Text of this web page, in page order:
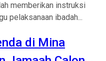
memberikan instruksi
pelaksanaan ibadah...
di Mina